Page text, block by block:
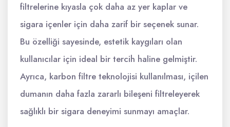
filtrelerine kıyasla çok daha az yer kaplar ve
sigara içenler için daha zarif bir seçenek sunar.
Bu özelliği sayesinde, estetik kaygıları olan
kullanıcılar için ideal bir tercih haline gelmiştir.
Ayrıca, karbon filtre teknolojisi kullanılması, içilen
dumanın daha fazla zararlı bileşeni filtreleyerek
sağlıklı bir sigara deneyimi sunmayı amaçlar.